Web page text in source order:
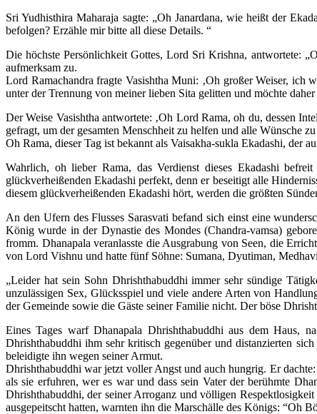
Sri Yudhisthira Maharaja sagte: „Oh Janardana, wie heißt der
befolgen? Erzähle mir bitte all diese Details. “
Die höchste Persönlichkeit Gottes, Lord Sri Krishna, antwortete:
aufmerksam zu.
Lord Ramachandra fragte Vasishtha Muni: ‚Oh großer Weiser, ich
unter der Trennung von meiner lieben Sita gelitten und möchte
Der Weise Vasishtha antwortete: ‚Oh Lord Rama, oh du, dessen
gefragt, um der gesamten Menschheit zu helfen und alle Wünsche
Oh Rama, dieser Tag ist bekannt als Vaisakha-sukla Ekadashi, der
Wahrlich, oh lieber Rama, das Verdienst dieses Ekadashi
glückverheißenden Ekadashi perfekt, denn er beseitigt alle
diesem glückverheißenden Ekadashi hört, werden die größten
An den Ufern des Flusses Sarasvati befand sich einst eine
König wurde in der Dynastie des Mondes (Chandra-vamsa)
fromm. Dhanapala veranlasste die Ausgrabung von Seen, die
von Lord Vishnu und hatte fünf Söhne: Sumana, Dyutiman,
„Leider hat sein Sohn Dhrishthabuddhi immer sehr sündige
unzulässigen Sex, Glücksspiel und viele andere Arten von
der Gemeinde sowie die Gäste seiner Familie nicht. Der böse
Eines Tages warf Dhanapala Dhrishthabuddhi aus dem Haus,
Dhrishthabuddhi ihm sehr kritisch gegenüber und distanzierten
beleidigte ihn wegen seiner Armut.
Dhrishthabuddhi war jetzt voller Angst und auch hungrig. Er
als sie erfuhren, wer es war und dass sein Vater der berühmte
Dhrishthabuddhi, der seiner Arroganz und völligen
ausgepeitscht hatten, warnten ihn die Marschälle des Königs: